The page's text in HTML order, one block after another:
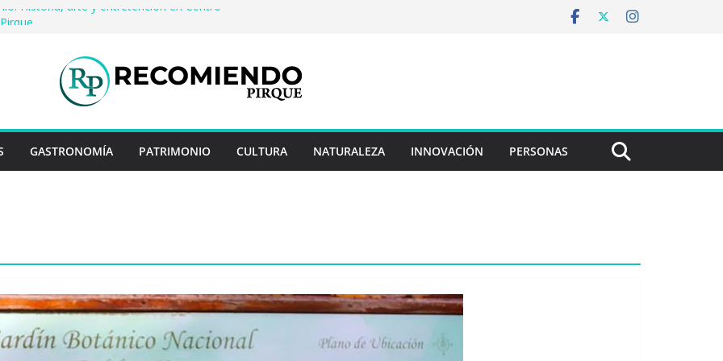
Historia, arte y entretención en Centro
Rayo Credit y diferencias frente a
historias: ingredientes que dieron
enterosGASTRONOMÍA PATRIMONIO CULTURA NATURALEZA INNOVACIÓN PERSONAS